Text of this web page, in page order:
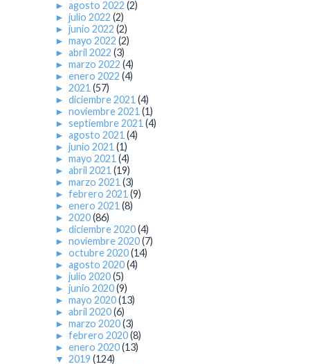
► agosto 2022 (2)
► julio 2022 (2)
► junio 2022 (2)
► mayo 2022 (2)
► abril 2022 (3)
► marzo 2022 (4)
► enero 2022 (4)
► 2021 (57)
► diciembre 2021 (4)
► noviembre 2021 (1)
► septiembre 2021 (4)
► agosto 2021 (4)
► junio 2021 (1)
► mayo 2021 (4)
► abril 2021 (19)
► marzo 2021 (3)
► febrero 2021 (9)
► enero 2021 (8)
► 2020(86)
► diciembre 2020(4)
► noviembre 2020(7)
► octubre 2020(14)
► agosto 2020(4)
► julio 2020(5)
► junio 2020(9)
► mayo 2020(13)
► abril 2020(6)
► marzo 2020(3)
► febrero 2020(8)
► enero 2020(13)
▼ 2019 (124)